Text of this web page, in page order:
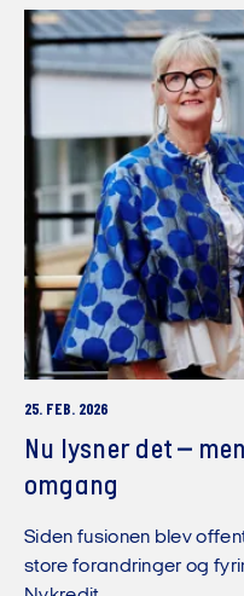
25. FEB. 2026
Nu lysner det –
omgang
Siden fusionen blev
store forandringer og